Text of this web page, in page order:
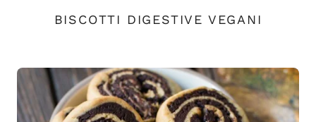
BISCOTTI DIGESTIVE VEGANI